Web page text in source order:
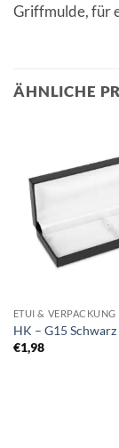
Griffmulde, für
ÄHNLICHE
ETUI & VERPACKUNG
HK – G15 Schwarz
€1,98